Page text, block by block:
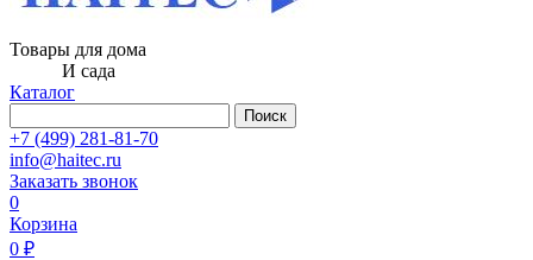
Товары для дома
И сада
Каталог
Поиск
+7 (499) 281-81-70
info@haitec.ru
Заказать звонок
0
Корзина
0 ₽